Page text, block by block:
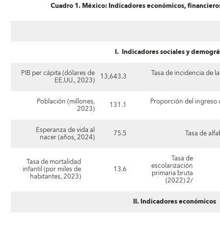
Cuadro 1. México: Indicadores económicos,
I. Indicadores sociales y
PIB per cápita (dólares de
EE.UU., 2023) 13,643.3 Tasa de incidencia de
Población (millones,
2023) 131.1 Proporción del ingreso
Esperanza de vida al
nacer (años, 2024) 75.5 Tasa de
Tasa de mortalidad
infantil (por miles de
habitantes, 2023)
13.6
Tasa de
escolarización
primaria bruta
(2022) 2/
II. Indicadores económicos